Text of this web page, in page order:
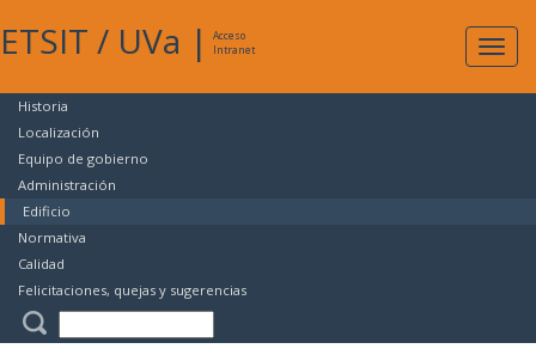
ETSIT / UVa |
Acceso
Intranet
Historia
Localización
Equipo de gobierno
Administración
Edificio
Normativa
Calidad
Felicitaciones, quejas y sugerencias